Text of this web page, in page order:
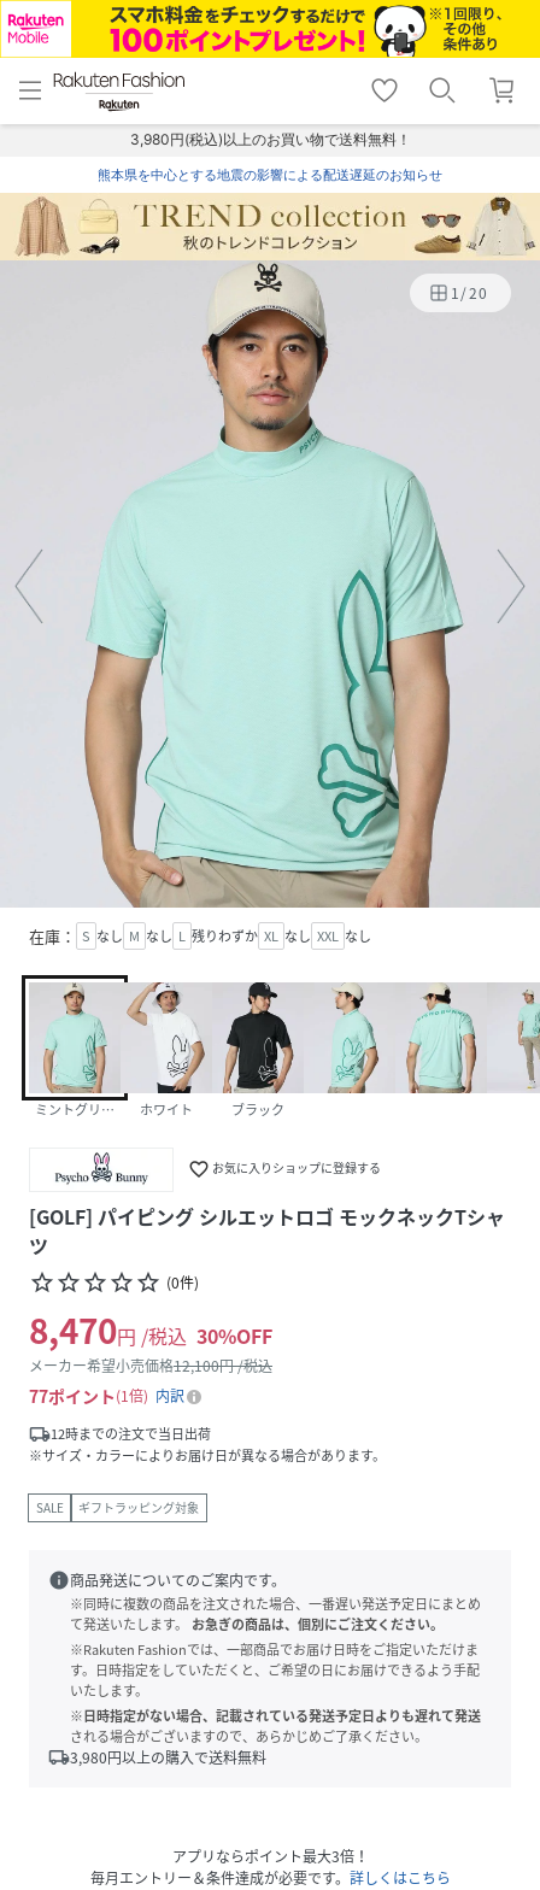
menu home
トップ
shopping_cart lock_outline
ログイン
3,980円(税込)以上のお買い物で送料無料！
熊本県を中心とする地震の影響による配送遅延のお知らせ
1/20
在庫： S なし M なし L 残りわずか XL なし XXL なし
ミントグリーン ホワイト ブラック
favorite_border お気に入りショップに登録する
[GOLF] パイピング シルエットロゴ モックネックTシャ
ツ
star_borderstar_borderstar_borderstar_borderstar_border (0件)
8,470円 /税込 30%OFF
メーカー希望小売価格12,100円 /税込
77ポイント 1倍
内訳
local_shipping12時までの注文で当日出荷
※サイズ・カラーによりお届け日が異なる場合があります。
SALE ギフトラッピング対象
info商品発送についてのご案内です。
※同時に複数の商品を注文された場合、一番遅い発送予定日にまとめ
て発送いたします。
お急ぎの商品は、個別にご注文ください。
※Rakuten Fashionでは、一部商品でお届け日時をご指定いただけま
す。日時指定をしていただくと、ご希望の日にお届けできるよう手配
いたします。
※日時指定がない場合、記載されている発送予定日よりも遅れて発送
される場合がございますので、あらかじめご了承ください。
local_shipping3,980円以上の購入で送料無料
アプリならポイント最大3倍！
毎月エントリー＆条件達成が必要です。 詳しくはこちら